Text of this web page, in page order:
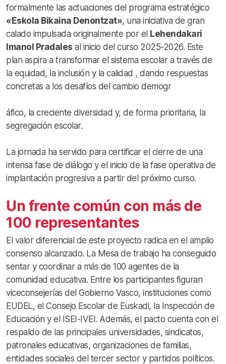
formalmente las actuaciones del programa estratégico
«Eskola Bikaina Denontzat», una iniciativa de gran
calado impulsada originalmente por el Lehendakari
Imanol Pradales al inicio del curso 2025-2026. Este
plan aspira a transformar el sistema escolar a través de
la equidad, la inclusión y la calidad , dando respuestas
concretas a los desafíos del cambio demogr
áfico, la creciente diversidad y, de forma prioritaria, la
segregación escolar.
La jornada ha servido para certificar el cierre de una
intensa fase de diálogo y el inicio de la fase operativa de
implantación progresiva a partir del próximo curso.
Un frente común con más de
100 representantes
El valor diferencial de este proyecto radica en el amplio
consenso alcanzado. La Mesa de trabajo ha conseguido
sentar y coordinar a más de 100 agentes de la
comunidad educativa. Entre los participantes figuran
viceconsejerías del Gobierno Vasco, instituciones como
EUDEL, el Consejo Escolar de Euskadi, la Inspección de
Educación y el ISEI-IVEI. Además, el pacto cuenta con el
respaldo de las principales universidades, sindicatos,
patronales educativas, organizaciones de familias,
entidades sociales del tercer sector y partidos políticos.